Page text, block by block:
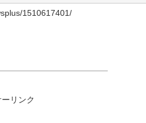
1510617401/
リンク